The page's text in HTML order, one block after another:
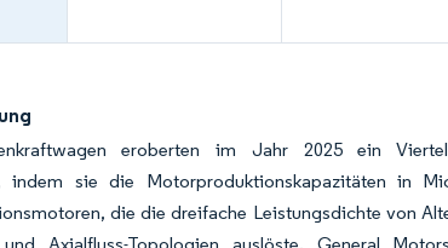
eroberten im Jahr 2025 ein
indem sie die Motorproduktionskapazitäten in
die die dreifache Leistungsdichte von